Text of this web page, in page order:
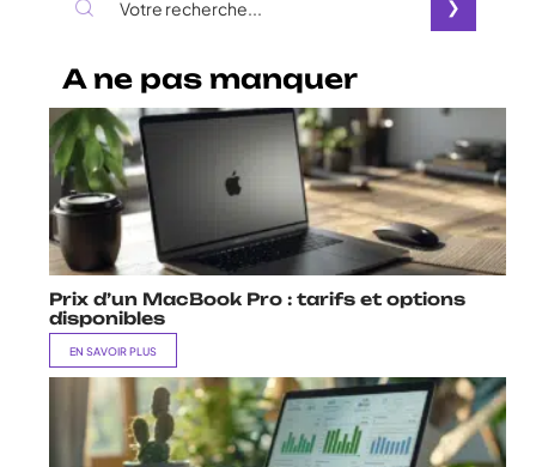
A ne pas manquer
Prix d’un MacBook Pro : tarifs et options
disponibles
EN SAVOIR PLUS